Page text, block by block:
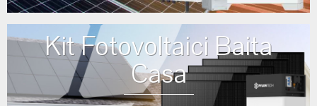
Kit Fotovoltaici Baita
Casa